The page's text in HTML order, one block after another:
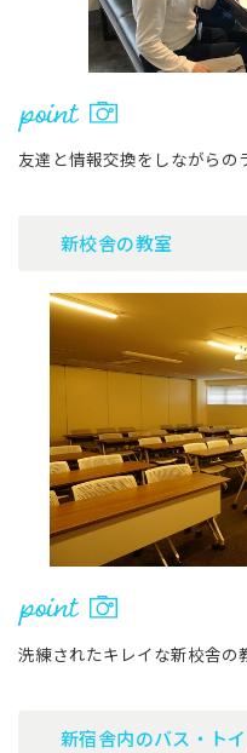
友達と情報交換をしながらの
新校舎の教室
洗練されたキレイな新校舎の
新宿舎内のバス・ト